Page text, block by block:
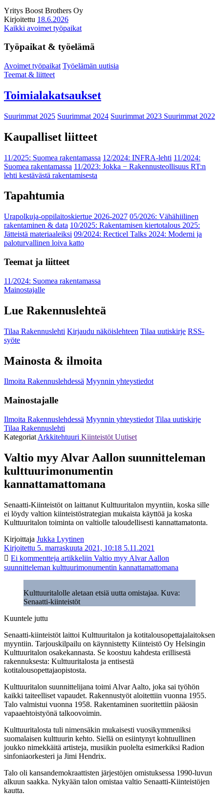
Yritys Boost Brothers Oy
Kirjoitettu 18.6.2026
Kaikki avoimet työpaikat
Työpaikat & työelämä
Avoimet työpaikat Työelämän uutisia
Teemat & liitteet
Toimialakatsaukset
Suurimmat 2025 Suurimmat 2024 Suurimmat 2023 Suurimmat 2022
Kaupalliset liitteet
11/2025: Suomea rakentamassa 12/2024: INFRA-lehti 11/2024:
Suomea rakentamassa 11/2023: Jokka − Rakennusteollisuus RT:n
lehti kestävästä rakentamisesta
Tapahtumia
Urapolkuja-oppilaitoskiertue 2026-2027 05/2026: Vähähiilinen
rakentaminen & data 10/2025: Rakentamisen kiertotalous 2025:
Jätteistä materiaaleiksi 09/2024: Recticel Talks 2024: Moderni ja
paloturvallinen loiva katto
Teemat ja liitteet
11/2024: Suomea rakentamassa
Mainostajalle
Lue Rakennuslehteä
Tilaa Rakennuslehti Kirjaudu näköislehteen Tilaa uutiskirje RSS-
syöte
Mainosta & ilmoita
Ilmoita Rakennuslehdessä Myynnin yhteystiedot
Mainostajalle
Ilmoita Rakennuslehdessä Myynnin yhteystiedot Tilaa uutiskirje
Tilaa Rakennuslehti
Kategoriat Arkkitehtuuri Kiinteistöt Uutiset
Valtio myy Alvar Aallon suunnitteleman
kulttuurimonumentin
kannattamattomana
Senaatti-Kiinteistöt on laittanut Kulttuuritalon myyntiin, koska sille
ei löydy valtion kiinteistöstrategian mukaista käyttöä ja koska
Kulttuuritalon toiminta on valtiolle taloudellisesti kannattamatonta.
Kirjoittaja Jukka Lyytinen
Kirjoitettu 5. marraskuuta 2021, 10:18 5.11.2021
Ei kommentteja artikkeliin Valtio myy Alvar Aallon
suunnitteleman kulttuurimonumentin kannattamattomana
Kulttuuritalolle aletaan etsiä uutta omistajaa. Kuva:
Senaatti-kiinteistöt
Kuuntele juttu
Senaatti-kiinteistöt laittoi Kulttuuritalon ja kotitalousopettajalaitoksen
myyntiin. Tarjouskilpailu on käynnistetty Kiinteistö Oy Helsingin
Kulttuuritalon osakekannasta. Se koostuu kahdesta erillisestä
rakennuksesta: Kulttuuritalosta ja entisestä
kotitalousopettajaopistosta.
Kulttuuritalon suunnittelijana toimi Alvar Aalto, joka sai työhön
kaikki taiteelliset vapaudet. Rakennustyöt aloitettiin vuonna 1955.
Talo valmistui vuonna 1958. Rakentaminen suoritettiin pääosin
vapaaehtoistyönä talkoovoimin.
Kulttuuritalosta tuli nimensäkin mukaisesti vuosikymmeniksi
suomalaisen kulttuurin kehto. Siellä on esiintynyt kohtuullinen
joukko nimekkäitä artisteja, musiikin puolelta esimerkiksi Radion
sinfoniaorkesteri ja Jimi Hendrix.
Talo oli kansandemokraattisten järjestöjen omistuksessa 1990-luvun
alkuun saakka. Nykyään talon omistaa valtio Senaatti-Kiinteistöjen
kautta.